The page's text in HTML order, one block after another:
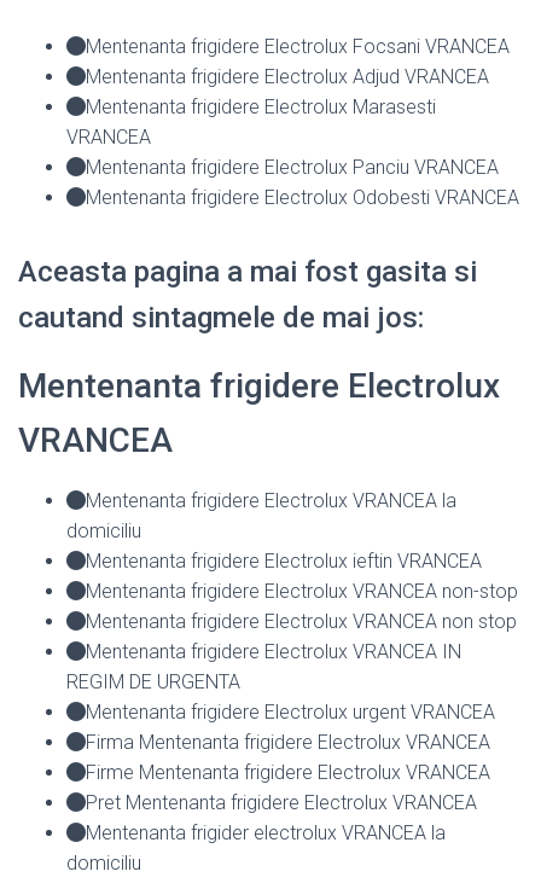
Mentenanta frigidere Electrolux Focsani VRANCEA
Mentenanta frigidere Electrolux Adjud VRANCEA
Mentenanta frigidere Electrolux Marasesti
VRANCEA
Mentenanta frigidere Electrolux Panciu VRANCEA
Mentenanta frigidere Electrolux Odobesti VRANCEA
Aceasta pagina a mai fost gasita si
cautand sintagmele de mai jos:
Mentenanta frigidere Electrolux
VRANCEA
Mentenanta frigidere Electrolux VRANCEA la
domiciliu
Mentenanta frigidere Electrolux ieftin VRANCEA
Mentenanta frigidere Electrolux VRANCEA non-stop
Mentenanta frigidere Electrolux VRANCEA non stop
Mentenanta frigidere Electrolux VRANCEA IN
REGIM DE URGENTA
Mentenanta frigidere Electrolux urgent VRANCEA
Firma Mentenanta frigidere Electrolux VRANCEA
Firme Mentenanta frigidere Electrolux VRANCEA
Pret Mentenanta frigidere Electrolux VRANCEA
Mentenanta frigider electrolux VRANCEA la
domiciliu